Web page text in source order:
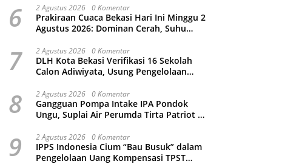
6 2 Agustus 2026 0 Komentar
Prakiraan Cuaca Bekasi Hari Ini Minggu 2
Agustus 2026: Dominan Cerah, Suhu
7 2 Agustus 2026 0 Komentar
DLH Kota Bekasi Verifikasi 16 Sekolah
Calon Adiwiyata, Usung Pengelolaan
8 2 Agustus 2026 0 Komentar
Gangguan Pompa Intake IPA Pondok
Ungu, Suplai Air Perumda Tirta Patriot di
9 2 Agustus 2026 0 Komentar
IPPS Indonesia Cium “Bau Busuk” dalam
Pengelolaan Uang Kompensasi TPST